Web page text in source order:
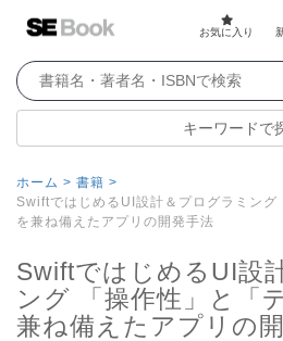
お気に入り
キーワードで
ホーム > 書籍 >
SwiftではじめるUI設計＆プログラミング
を兼ね備えたアプリの開発手法
SwiftではじめるUI設
ング 「操作性」と「
兼ね備えたアプリの